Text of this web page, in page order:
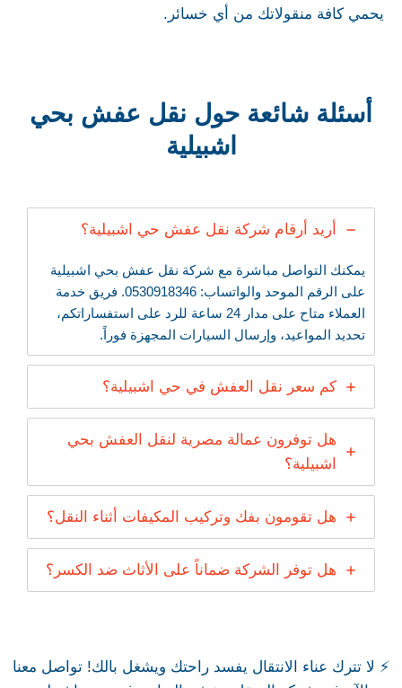
يحمي كافة منقولاتك من أي خسائر.
أسئلة شائعة حول نقل عفش بحي
اشبيلية
أريد أرقام شركة نقل عفش حي اشبيلية؟
يمكنك التواصل مباشرة مع شركة نقل عفش بحي اشبيلية
على الرقم الموحد والواتساب: 0530918346. فريق خدمة
العملاء متاح على مدار 24 ساعة للرد على استفساراتكم،
تحديد المواعيد، وإرسال السيارات المجهزة فوراً.
كم سعر نقل العفش في حي اشبيلية؟
هل توفرون عمالة مصرية لنقل العفش بحي
اشبيلية؟
هل تقومون بفك وتركيب المكيفات أثناء النقل؟
هل توفر الشركة ضماناً على الأثاث ضد الكسر؟
⚡ لا تترك عناء الانتقال يفسد راحتك ويشغل بالك! تواصل معنا